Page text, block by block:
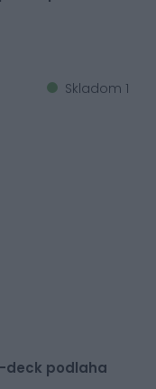
Skladom 1
deck podlaha